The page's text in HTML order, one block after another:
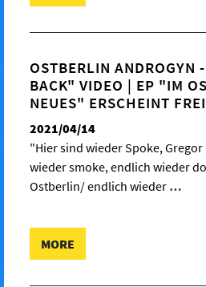
OSTBERLIN ANDROGYN
BACK" VIDEO | EP "IM
NEUES" ERSCHEINT
2021/04/14
"Hier sind wieder Spoke, Gregor
wieder smoke, endlich wieder
Ostberlin/ endlich wieder …
MORE